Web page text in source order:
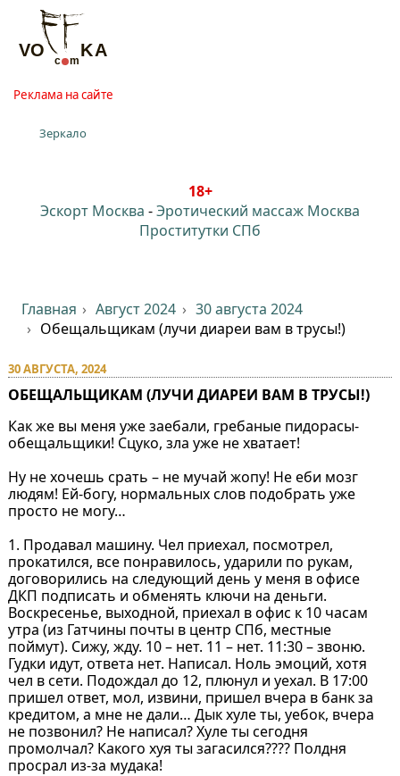
Реклама на сайте
Зеркало
18+
Эскорт Москва -Эротический массаж Москва
Проститутки СПб
Главная Август 2024
30 августа 2024
Обещальщикам (лучи диареи вам в трусы!)
30 АВГУСТА, 2024
ОБЕЩАЛЬЩИКАМ (ЛУЧИ ДИАРЕИ ВАМ В ТРУСЫ!)
Как же вы меня уже заебали, гребаные пидорасы-
обещальщики! Сцуко, зла уже не хватает!
Ну не хочешь срать – не мучай жопу! Не еби мозг
людям! Ей-богу, нормальных слов подобрать уже
просто не могу…
1. Продавал машину. Чел приехал, посмотрел,
прокатился, все понравилось, ударили по рукам,
договорились на следующий день у меня в офисе
ДКП подписать и обменять ключи на деньги.
Воскресенье, выходной, приехал в офис к 10 часам
утра (из Гатчины почты в центр СПб, местные
поймут). Сижу, жду. 10 – нет. 11 – нет. 11:30 – звоню.
Гудки идут, ответа нет. Написал. Ноль эмоций, хотя
чел в сети. Подождал до 12, плюнул и уехал. В 17:00
пришел ответ, мол, извини, пришел вчера в банк за
кредитом, а мне не дали… Дык хуле ты, уебок, вчера
не позвонил? Не написал? Хуле ты сегодня
промолчал? Какого хуя ты загасился???? Полдня
просрал из-за мудака!